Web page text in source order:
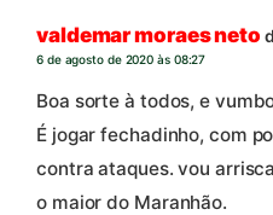
valdemar moraes neto
6 de agosto de 2020 às 08:27
Boa sorte à todos, e
É jogar fechadinho, com
contra ataques. vou
o maior do Maranhão.